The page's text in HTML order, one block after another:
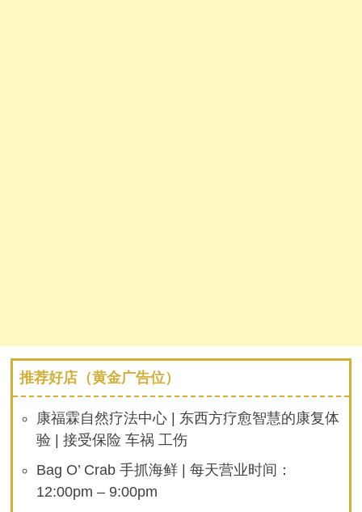
推荐好店（黄金广告位）
康福霖自然疗法中心 | 东西方疗愈智慧的康复体
验 | 接受保险 车祸 工伤
Bag O’ Crab 手抓海鲜 | 每天营业时间：
12:00pm – 9:00pm